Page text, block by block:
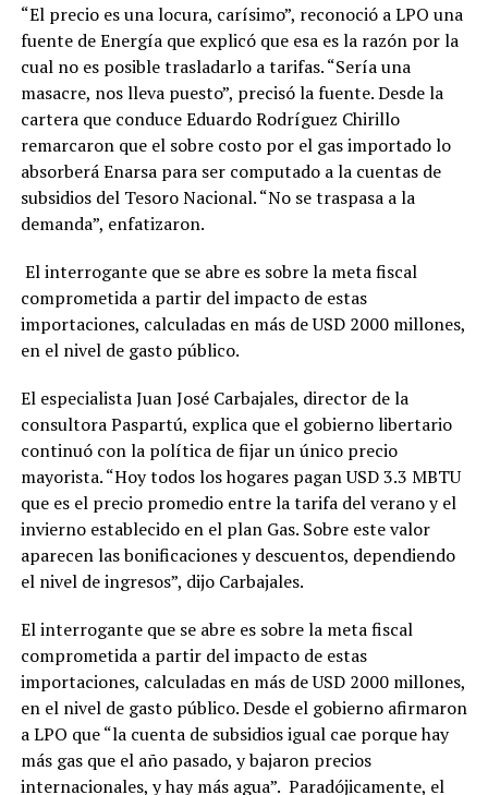
“El precio es una locura, carísimo”, reconoció a LPO una
fuente de Energía que explicó que esa es la razón por la
cual no es posible trasladarlo a tarifas. “Sería una
masacre, nos lleva puesto”, precisó la fuente. Desde la
cartera que conduce Eduardo Rodríguez Chirillo
remarcaron que el sobre costo por el gas importado lo
absorberá Enarsa para ser computado a la cuentas de
subsidios del Tesoro Nacional. “No se traspasa a la
demanda”, enfatizaron.
El interrogante que se abre es sobre la meta fiscal
comprometida a partir del impacto de estas
importaciones, calculadas en más de USD 2000 millones,
en el nivel de gasto público.
El especialista Juan José Carbajales, director de la
consultora Paspartú, explica que el gobierno libertario
continuó con la política de fijar un único precio
mayorista. “Hoy todos los hogares pagan USD 3.3 MBTU
que es el precio promedio entre la tarifa del verano y el
invierno establecido en el plan Gas. Sobre este valor
aparecen las bonificaciones y descuentos, dependiendo
el nivel de ingresos”, dijo Carbajales.
El interrogante que se abre es sobre la meta fiscal
comprometida a partir del impacto de estas
importaciones, calculadas en más de USD 2000 millones,
en el nivel de gasto público. Desde el gobierno afirmaron
a LPO que “la cuenta de subsidios igual cae porque hay
más gas que el año pasado, y bajaron precios
internacionales, y hay más agua”. Paradójicamente, el